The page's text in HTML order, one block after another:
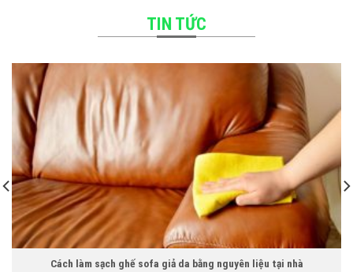
TIN TỨC
Cách làm sạch ghế sofa giả da bằng nguyên liệu tại nhà